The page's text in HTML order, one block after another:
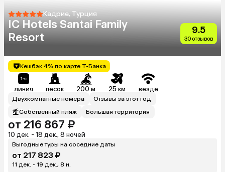
Кадрие, Турция
IC Hotels Santai Family
Resort
9.5
30 отзывов
Кешбэк 4% по карте Т-Банка
линия песок 200 м 25 км везде
Двухкомнатные номера
Отзывы за этот год
Собственный пляж
Большая территория
от 216 867 ₽
10 дек. - 18 дек., 8 ночей
Выгодные туры на соседние даты
от 217 823 ₽
11 дек. - 19 дек., 8 н.